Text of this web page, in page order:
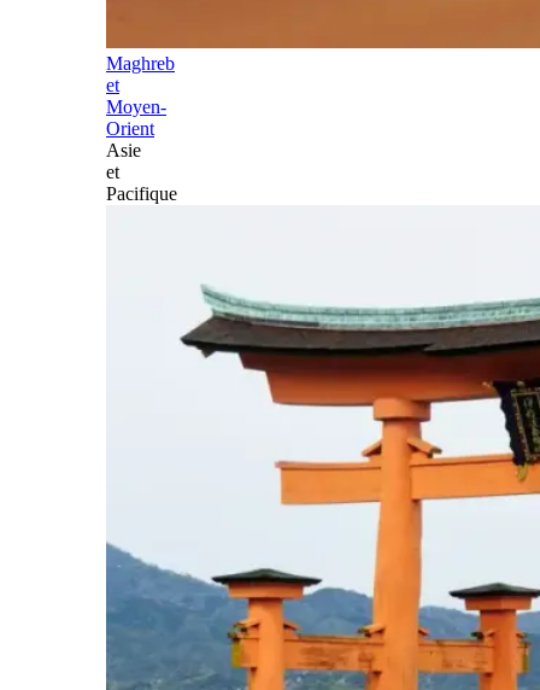
Maghreb
et
Moyen-
Orient
Asie
et
Pacifique